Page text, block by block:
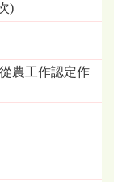
)
農工作認定作